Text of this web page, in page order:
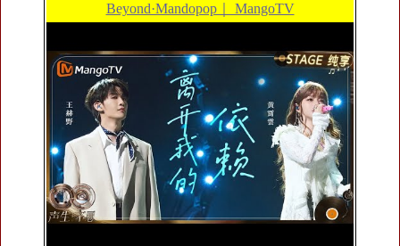
Beyond·Mandopop｜ MangoTV